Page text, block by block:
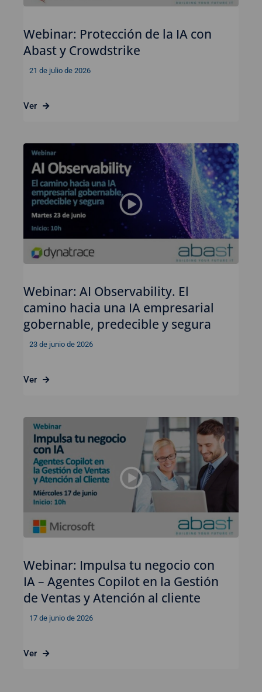
Webinar: Protección de la IA con
Abast y Crowdstrike
21 de julio de 2026
Ver
Webinar: AI Observability. El
camino hacia una IA empresarial
gobernable, predecible y segura
23 de junio de 2026
Ver
Webinar: Impulsa tu negocio con
IA – Agentes Copilot en la Gestión
de Ventas y Atención al cliente
17 de junio de 2026
Ver